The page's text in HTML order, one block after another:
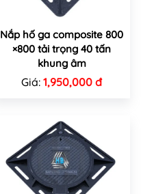
Nắp hố ga composite 800
×800 tải trọng 40 tấn
khung âm
Giá: 1,950,000 đ